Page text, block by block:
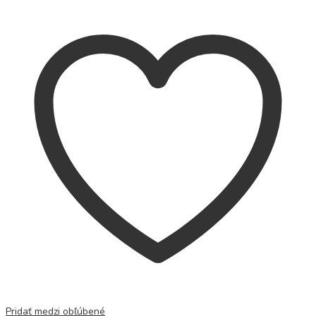
Pridať medzi obľúbené